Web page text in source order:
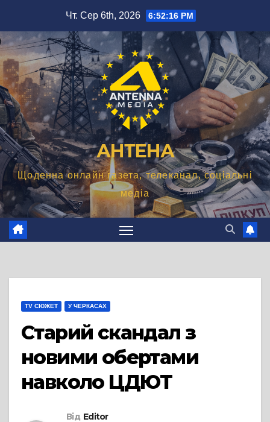
вмісту
Чт. Сер 6th, 2026 6:52:17 PM
АНТЕНА
Щоденна онлайн газета, телеканал, соціальні
медіа
TV СЮЖЕТ У ЧЕРКАСАХ
Старий скандал з
новими обертами
навколо ЦДЮТ
Від Editor